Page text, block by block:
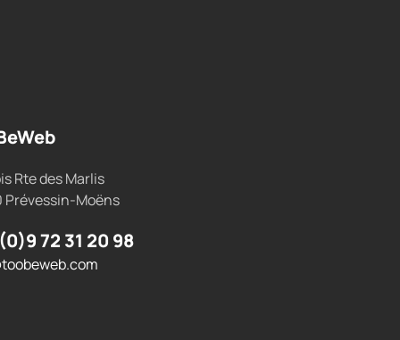
Rte des Marlis
Prévessin-Moëns
72 31 20 98